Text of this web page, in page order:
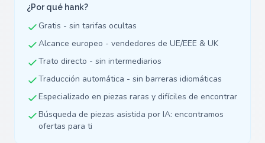
¿Por qué hank?
Gratis - sin tarifas ocultas
Alcance europeo - vendedores de UE/EEE & UK
Trato directo - sin intermediarios
Traducción automática - sin barreras idiomáticas
Especializado en piezas raras y difíciles de encontrar
Búsqueda de piezas asistida por IA: encontramos
ofertas para ti